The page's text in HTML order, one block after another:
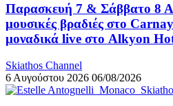
Παρασκευή 7 & Σάββατο 8
μουσικές βραδιές στο
μοναδικά live στο Alkyon
Skiathos Channel
6 Αυγούστου 2026 06/08/2026